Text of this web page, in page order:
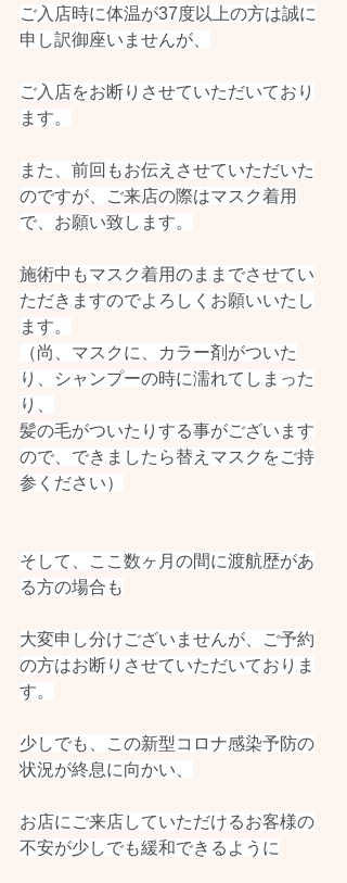
ご入店時に体温が37度以上の方は誠に
申し訳御座いませんが、
ご入店をお断りさせていただいており
ます。
また、前回もお伝えさせていただいた
のですが、ご来店の際はマスク着用
で、お願い致します。
施術中もマスク着用のままでさせてい
ただきますのでよろしくお願いいたし
ます。
（尚、マスクに、カラー剤がついた
り、シャンプーの時に濡れてしまった
り、
髪の毛がついたりする事がございます
ので、できましたら替えマスクをご持
参ください）
そして、ここ数ヶ月の間に渡航歴があ
る方の場合も
大変申し分けございませんが、ご予約
の方はお断りさせていただいておりま
す。
少しでも、この新型コロナ感染予防の
状況が終息に向かい、
お店にご来店していただけるお客様の
不安が少しでも緩和できるように